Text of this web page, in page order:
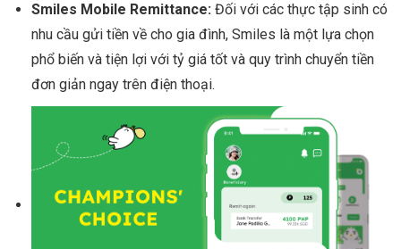
Smiles Mobile Remittance: Đối với các thực tập sinh có
nhu cầu gửi tiền về cho gia đình, Smiles là một lựa chọn
phổ biến và tiện lợi với tỷ giá tốt và quy trình chuyển tiền
đơn giản ngay trên điện thoại.